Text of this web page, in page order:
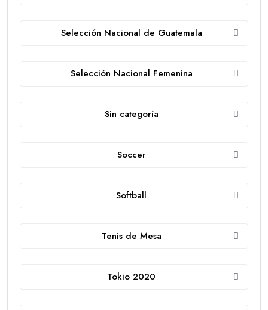
Selección Nacional de Guatemala
Selección Nacional Femenina
Sin categoría
Soccer
Softball
Tenis de Mesa
Tokio 2020